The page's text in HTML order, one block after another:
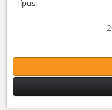
Típus: